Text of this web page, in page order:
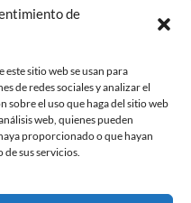
de
este sitio web se usan para
de redes sociales y analizar el
el uso que haga del sitio web
web, quienes pueden
proporcionado o que hayan
sus servicios.